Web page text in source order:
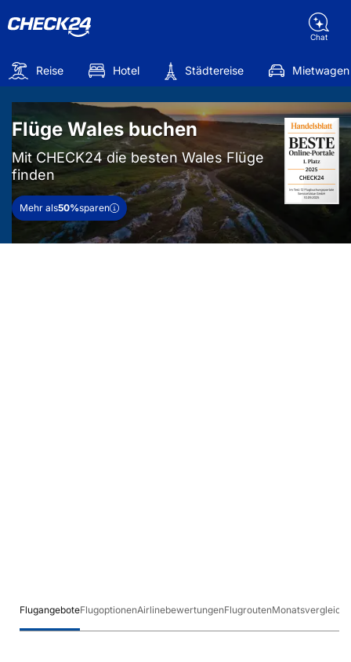
Chat
Reise Hotel Städtereise Mietwagen
Flüge Wales buchen
Mit CHECK24 die besten Wales Flüge
finden
Mehr als50%sparen
FlugangeboteFlugoptionenAirlinebewertungenFlugroutenMonatsvergleich